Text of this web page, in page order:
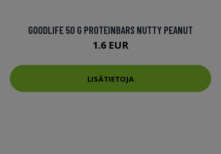
GOODLIFE 50 G PROTEINBARS NUTTY PEANUT
1.6 EUR
LISÄTIETOJA